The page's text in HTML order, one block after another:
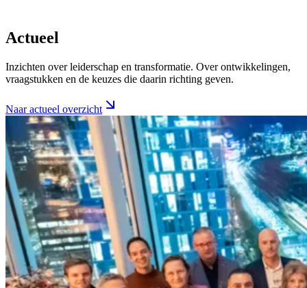
Actueel
Inzichten over leiderschap en transformatie. Over ontwikkelingen,
vraagstukken en de keuzes die daarin richting geven.
Naar actueel overzicht